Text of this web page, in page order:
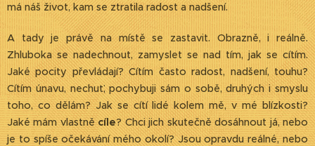
má náš život, kam se ztratila radost a nadšení.
A tady je právě na místě se zastavit. Obrazně, i reálně.
Zhluboka se nadechnout, zamyslet se nad tím, jak se cítím.
Jaké pocity převládají? Cítím často radost, nadšení, touhu?
Cítím únavu, nechuť, pochybuji sám o sobě, druhých i smyslu
toho, co dělám? Jak se cítí lidé kolem mě, v mé blízkosti?
Jaké mám vlastněcíle? Chci jich skutečně dosáhnout já, nebo
je to spíše očekávání mého okolí? Jsou opravdu reálné, nebo